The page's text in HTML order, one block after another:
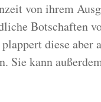
von ihrem
Botschaften
diese aber
Sie kann